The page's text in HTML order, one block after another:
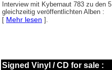
Interview mit Kybernaut 783 zu den 5
gleichzeitig veröffentlichten Alben :
[ Mehr lesen ].
Signed Vinyl / CD for sale :